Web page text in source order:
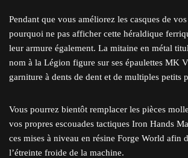
Pendant que vous améliorez les casques de
pourquoi ne pas afficher cette héraldique
leur armure également. La mitaine en métal
nom à la Légion figure sur ses épaulettes MK
garniture à dents de dent et de multiples petits
Vous pourrez bientôt remplacer les pièces
vos propres escouades tactiques Iron Hands
ces mises à niveau en résine Forge World afin
l’étreinte froide de la machine.